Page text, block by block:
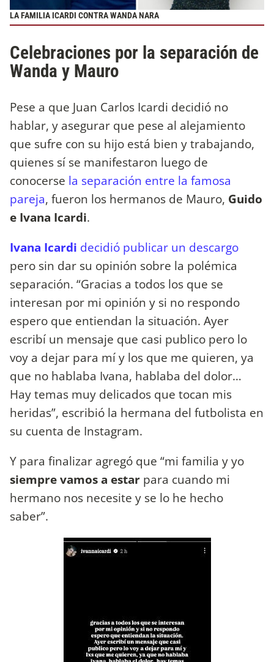
LA FAMILIA ICARDI CONTRA WANDA NARA
Celebraciones por la separación de
Wanda y Mauro
Pese a que Juan Carlos Icardi decidió no
hablar, y asegurar que pese al alejamiento
que sufre con su hijo está bien y trabajando,
quienes sí se manifestaron luego de
conocerse la separación entre la famosa
pareja, fueron los hermanos de Mauro, Guido
e Ivana Icardi.
Ivana Icardi decidió publicar un descargo
pero sin dar su opinión sobre la polémica
separación. “Gracias a todos los que se
interesan por mi opinión y si no respondo
espero que entiendan la situación. Ayer
escribí un mensaje que casi publico pero lo
voy a dejar para mí y los que me quieren, ya
que no hablaba Ivana, hablaba del dolor…
Hay temas muy delicados que tocan mis
heridas”, escribió la hermana del futbolista en
su cuenta de Instagram.
Y para finalizar agregó que “mi familia y yo
siempre vamos a estar para cuando mi
hermano nos necesite y se lo he hecho
saber”.